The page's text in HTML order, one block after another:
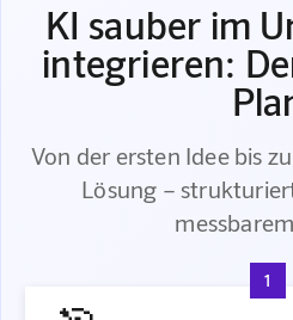
KI sauber im
integrieren:
Von der ersten Idee bis
Lösung –
1